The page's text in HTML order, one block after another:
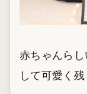
赤ちゃんら
して可愛く